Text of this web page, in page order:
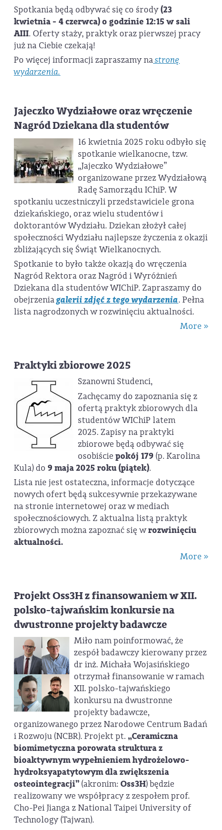
Spotkania będą odbywać się co środy(23
kwietnia - 4 czerwca) o godzinie 12:15 w sali
AIII. Oferty staży, praktyk oraz pierwszej pracy
już na Ciebie czekają!
Po więcej informacji zapraszamy nastronę
wydarzenia.
Jajeczko Wydziałowe oraz wręczenie
Nagród Dziekana dla studentów
16 kwietnia 2025 roku odbyło się
spotkanie wielkanocne, tzw.
„Jajeczko Wydziałowe”
organizowane przez Wydziałową
Radę Samorządu IChiP. W
spotkaniu uczestniczyli przedstawiciele grona
dziekańskiego, oraz wielu studentów i
doktorantów Wydziału. Dziekan złożył całej
społeczności Wydziału najlepsze życzenia z okazji
zbliżających się Świąt Wielkanocnych.
Spotkanie to było także okazją do wręczenia
Nagród Rektora oraz Nagród i Wyróżnień
Dziekana dla studentów WIChiP. Zapraszamy do
obejrzeniagalerii zdjęć z tego wydarzenia. Pełna
lista nagrodzonych w rozwinięciu aktualności.
More »
Praktyki zbiorowe 2025
Szanowni Studenci,
Zachęcamy do zapoznania się z
ofertą praktyk zbiorowych dla
studentów WIChiP latem
2025. Zapisy na praktyki
zbiorowe będą odbywać się
osobiście pokój 179 (p. Karolina
Kula) do 9 maja 2025 roku (piątek).
Lista nie jest ostateczna, informacje dotyczące
nowych ofert będą sukcesywnie przekazywane
na stronie internetowej oraz w mediach
społecznościowych. Z aktualna listą praktyk
zbiorowych można zapoznać się wrozwinięciu
aktualności.
More »
Projekt Oss3H z finansowaniem w XII.
polsko-tajwańskim konkursie na
dwustronne projekty badawcze
Miło nam poinformować, że
zespół badawczy kierowany przez
dr inż. Michała Wojasińskiego
otrzymał finansowanie w ramach
XII. polsko-tajwańskiego
konkursu na dwustronne
projekty badawcze,
organizowanego przez Narodowe Centrum Badań
i Rozwoju (NCBR). Projekt pt. „Ceramiczna
biomimetyczna porowata struktura z
bioaktywnym wypełnieniem hydrożelowo-
hydroksyapatytowym dla zwiększenia
osteointegracji”(akronim: Oss3H) będzie
realizowany we współpracy z zespołem prof.
Cho-Pei Jianga z National Taipei University of
Technology (Tajwan).